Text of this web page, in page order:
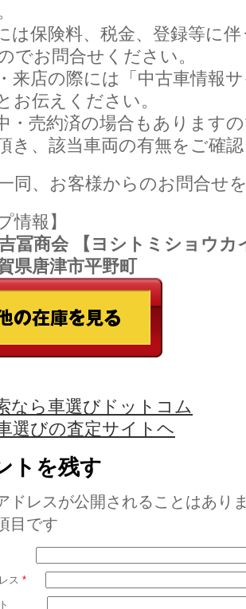
は保険料、税金、登録等に
でお問合せください。
来店の際には「中古車情報
お伝えください。
・売約済の場合もあります
き、該当車両の有無をご確
同、お客様からのお問合せ
情報】
冨商会 【ヨシトミショウ
県唐津市平野町
なら車選びドットコム
選びの査定サイトヘ
トを残す
ドレスが公開されることはあり
目です
ス *